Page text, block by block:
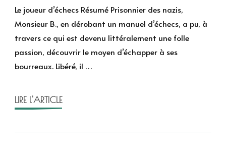
joueur
de
Stefan
Zweig
Le joueur d’échecs Résumé Prisonnier des nazis,
Monsieur B., en dérobant un manuel d’échecs, a pu, à
travers ce qui est devenu littéralement une folle
passion, découvrir le moyen d’échapper à ses
bourreaux. Libéré, il …
LIRE l'ARTICLE